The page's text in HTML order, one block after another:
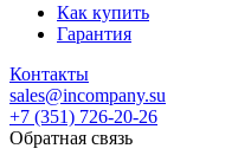
Как купить
Гарантия
Контакты
sales@incompany.su
+7 (351) 726-20-26
Обратная связь